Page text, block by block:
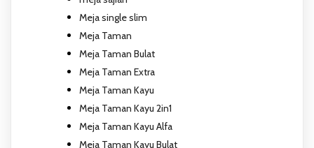
Meja single slim
Meja Taman
Meja Taman Bulat
Meja Taman Extra
Meja Taman Kayu
Meja Taman Kayu 2in1
Meja Taman Kayu Alfa
Meja Taman Kayu Bulat